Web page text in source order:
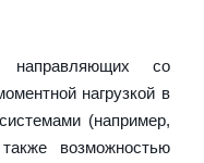
со
нагрузкой в
(например,
возможностью